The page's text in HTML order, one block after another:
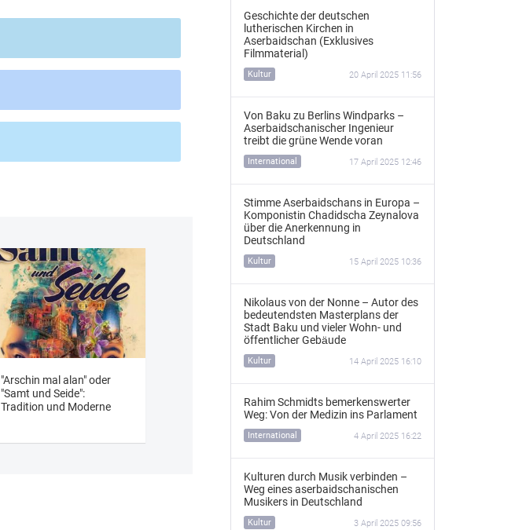
"Arschin mal alan" oder
"Samt und Seide":
Tradition und Moderne
Geschichte der deutschen
lutherischen Kirchen in
Aserbaidschan (Exklusives
Filmmaterial)
Kultur 20 April 2025 11:56
Von Baku zu Berlins Windparks –
Aserbaidschanischer Ingenieur
treibt die grüne Wende voran
International 17 April 2025 12:46
Stimme Aserbaidschans in Europa –
Komponistin Chadidscha Zeynalova
über die Anerkennung in
Deutschland
Kultur 15 April 2025 10:36
Nikolaus von der Nonne – Autor des
bedeutendsten Masterplans der
Stadt Baku und vieler Wohn- und
öffentlicher Gebäude
Kultur 14 April 2025 16:10
Rahim Schmidts bemerkenswerter
Weg: Von der Medizin ins Parlament
International 4 April 2025 16:22
Kulturen durch Musik verbinden –
Weg eines aserbaidschanischen
Musikers in Deutschland
Kultur 3 April 2025 09:56